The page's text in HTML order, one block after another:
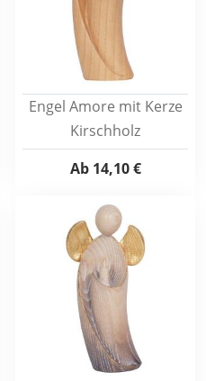
Engel Amore mit Kerze
Kirschholz
Ab14,10 €